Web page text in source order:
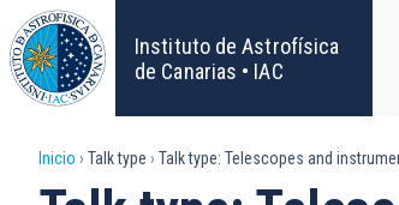
Pasar
al
contenido
principal
Instituto de Astrofísica
de Canarias • IAC
Sobrescribir
Inicio Talk type Talk type: Telescopes and